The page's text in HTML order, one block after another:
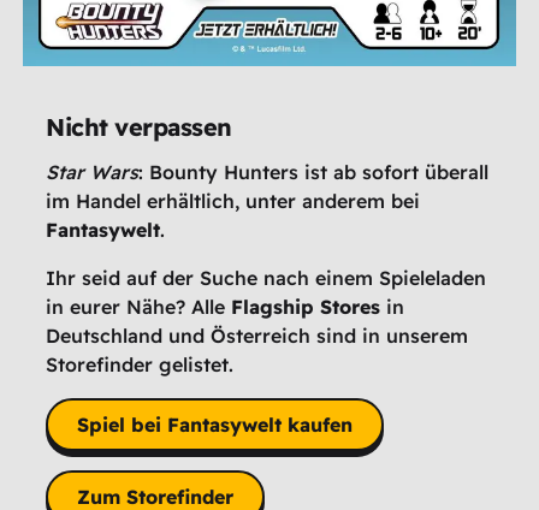
Nicht verpassen
Star Wars: Bounty Hunters ist ab sofort überall
im Handel erhältlich, unter anderem bei
Fantasywelt.
Ihr seid auf der Suche nach einem Spieleladen
in eurer Nähe? Alle Flagship Stores in
Deutschland und Österreich sind in unserem
Storefinder gelistet.
Spiel bei Fantasywelt kaufen
Zum Storefinder